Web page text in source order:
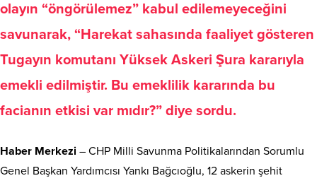
olayın “öngörülemez” kabul edilemeyeceğini
savunarak, “Harekat sahasında faaliyet gösteren
Tugayın komutanı Yüksek Askeri Şura kararıyla
emekli edilmiştir. Bu emeklilik kararında bu
facianın etkisi var mıdır?” diye sordu.
Haber Merkezi – CHP Milli Savunma Politikalarından Sorumlu
Genel Başkan Yardımcısı Yankı Bağcıoğlu, 12 askerin şehit